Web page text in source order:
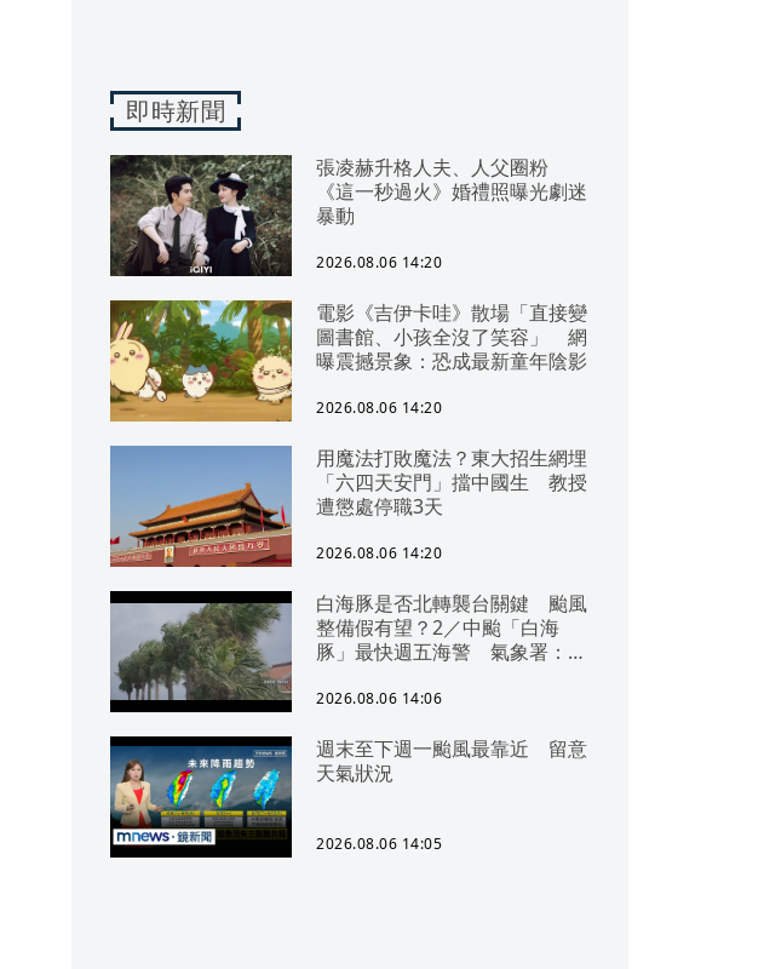
即時新聞
張凌赫升格人夫、人父圈粉
《這一秒過火》婚禮照曝光劇迷
暴動
2026.08.06 14:20
電影《吉伊卡哇》散場「直接變
圖書館、小孩全沒了笑容」 網
曝震撼景象：恐成最新童年陰影
2026.08.06 14:20
用魔法打敗魔法？東大招生網埋
「六四天安門」擋中國生 教授
遭懲處停職3天
2026.08.06 14:20
白海豚是否北轉襲台關鍵 颱風
整備假有望？2／中颱「白海
豚」最快週五海警 氣象署：北
2026.08.06 14:06
週末至下週一颱風最靠近 留意
天氣狀況
2026.08.06 14:05